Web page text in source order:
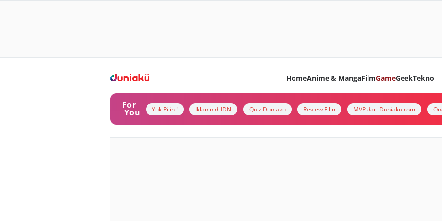
HomeAnime & MangaFilmGameGeekTekno
For
You Yuk Pilih ! Iklanin di IDN Quiz Duniaku Review Film MVP dari Duniaku.com